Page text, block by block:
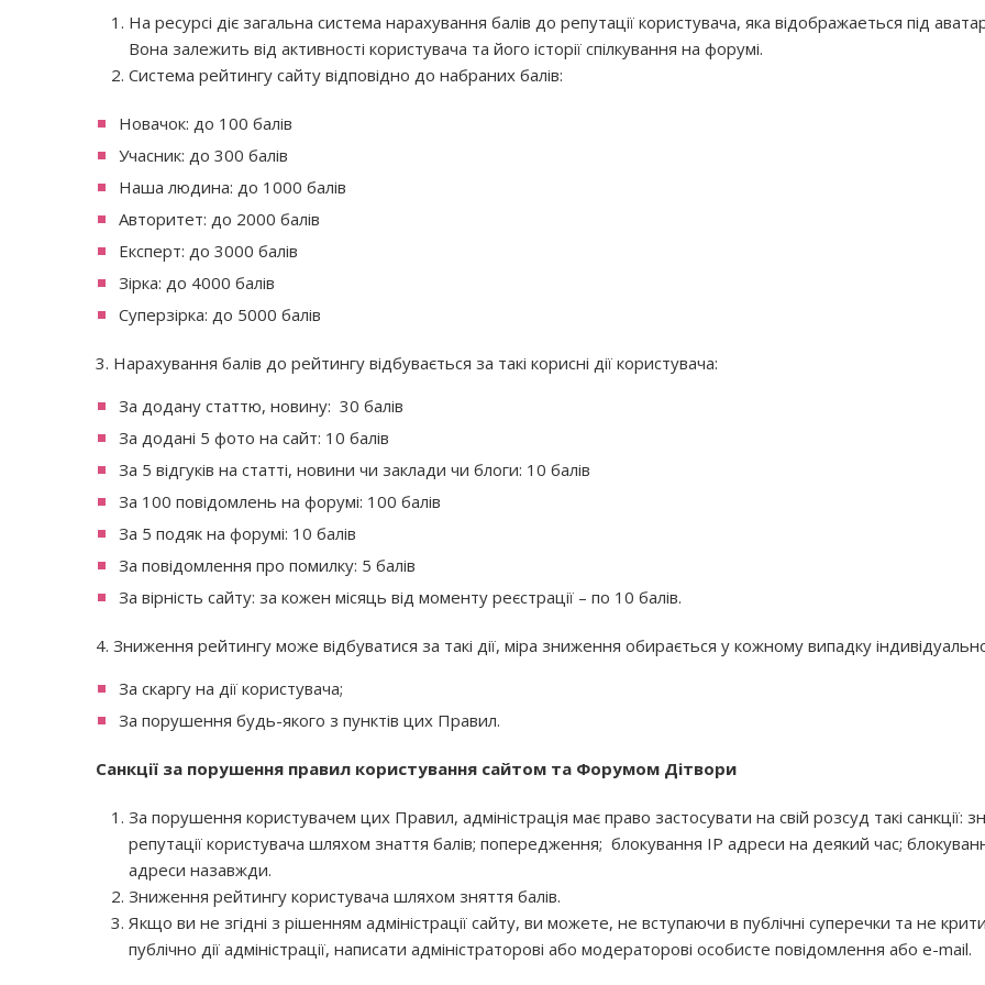
На ресурсі діє загальна система нарахування балів до репутації користувача, яка відображаеться під
Вона залежить від активності користувача та його історії спілкування на форумі.
Система рейтингу сайту відповідно до набраних балів:
Новачок: до 100 балів
Учасник: до 300 балів
Наша людина: до 1000 балів
Авторитет: до 2000 балів
Експерт: до 3000 балів
Зірка: до 4000 балів
Суперзірка: до 5000 балів
3. Нарахування балів до рейтингу відбувається за такі корисні дії користувача:
За додану статтю, новину: 30 балів
За додані 5 фото на сайт: 10 балів
За 5 відгуків на статті, новини чи заклади чи блоги: 10 балів
За 100 повідомлень на форумі: 100 балів
За 5 подяк на форумі: 10 балів
За повідомлення про помилку: 5 балів
За вірність сайту: за кожен місяць від моменту реєстрації – по 10 балів.
4. Зниження рейтингу може відбуватися за такі дії, міра зниження обирається у кожному випадку
За скаргу на дії користувача;
За порушення будь-якого з пунктів цих Правил.
Санкції за порушення правил користування сайтом та Форумом Дітвори
За порушення користувачем цих Правил, адміністрація має право застосувати на свій розсуд такі санкції:
репутації користувача шляхом знаття балів; попередження; блокування IP адреси на деякий час;
адреси назавжди.
Зниження рейтингу користувача шляхом зняття балів.
Якщо ви не згідні з рішенням адміністрації сайту, ви можете, не вступаючи в публічні суперечки та не
публічно дії адміністрації, написати адміністраторові або модераторові особисте повідомлення або e-mail.